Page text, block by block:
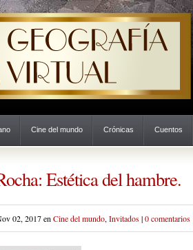
Cine del mundo Crónicas Cuentos
Estética del hambre.
02, 2017 en Cine del mundo, Invitados|0 comentarios